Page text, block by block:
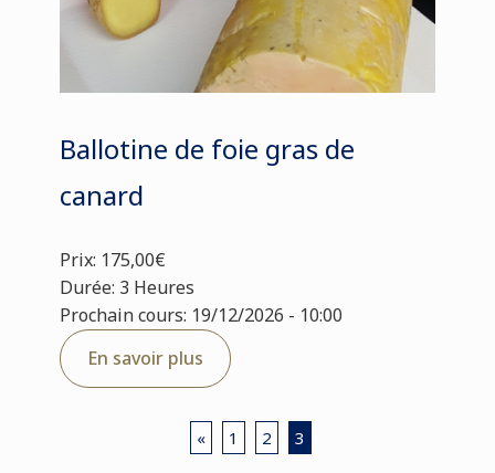
Ballotine de foie gras de
canard
Prix: 175,00€
Durée: 3 Heures
Prochain cours: 19/12/2026 - 10:00
En savoir plus
« 1 2 3